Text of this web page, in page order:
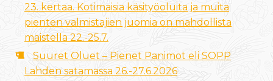
23. kertaa. Kotimaisia käsityöoluita ja muita
pienten valmistajien juomia on mahdollista
maistella 22.-25.7.
Suuret Oluet – Pienet Panimot eli SOPP
Lahden satamassa 26.-27.6.2026